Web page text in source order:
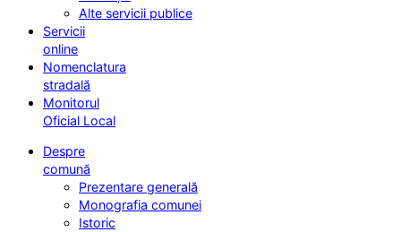
Alte servicii publice
Servicii
online
Nomenclatura
stradală
Monitorul
Oficial Local
Despre
comună
Prezentare generală
Monografia comunei
Istoric